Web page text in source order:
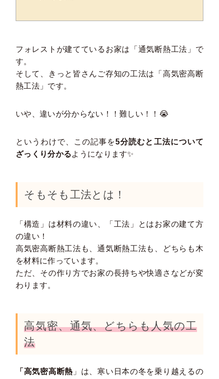
フォレストが建てているお家は「通気断熱工法」で
す。
そして、きっと皆さんご存知の工法は「高気密高断
熱工法」です。
いや、違いが分からない！！難しい！！😭
というわけで、この記事を5分読むと工法について
ざっくり分かるようになります✨
そもそも工法とは！
「構造」は材料の違い、「工法」とはお家の建て方
の違い！
高気密高断熱工法も、通気断熱工法も、どちらも木
を材料に作っています。
ただ、その作り方でお家の長持ちや快適さなどが変
わります。
高気密、通気、どちらも人気の工
法
「高気密高断熱 」は、寒い日本の冬を乗り越えるの